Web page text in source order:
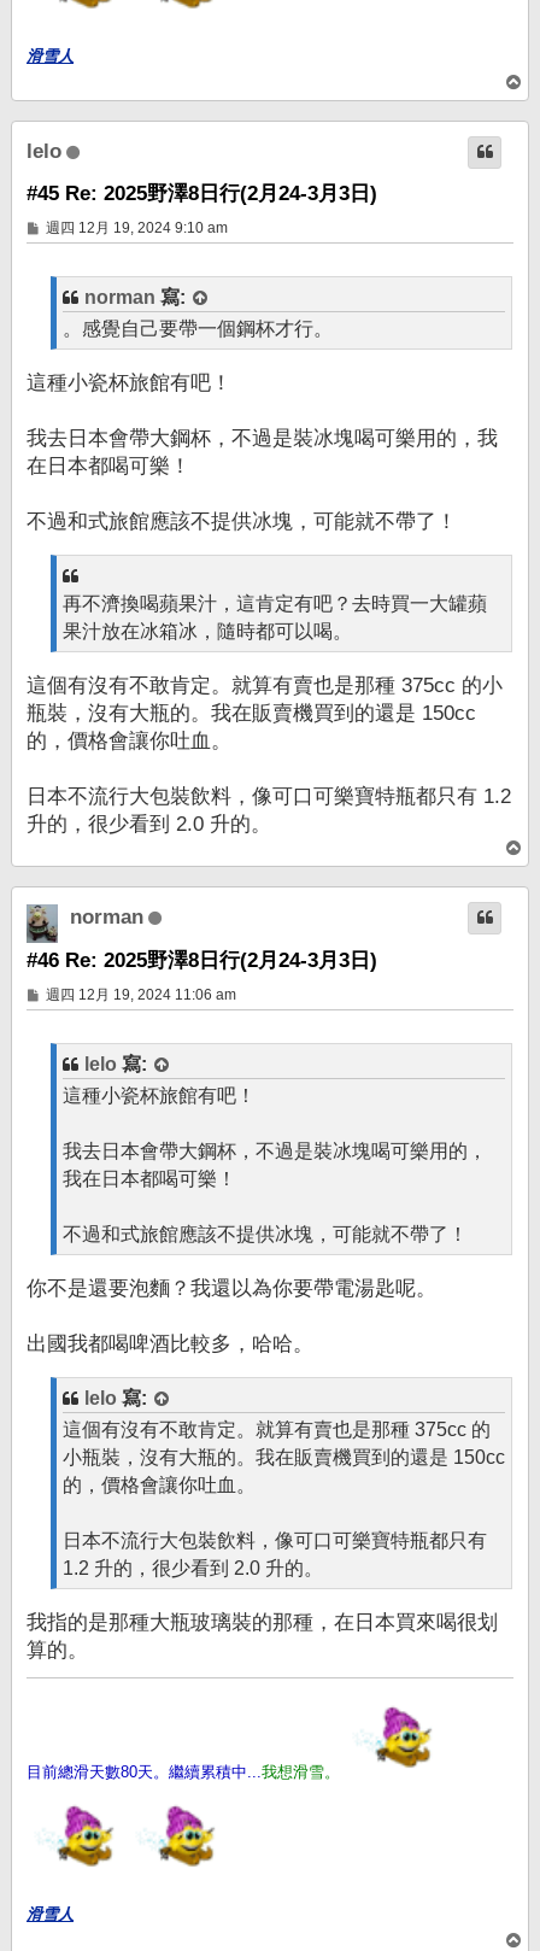
滑雪人
頂
端
lelo
#45 Re: 2025野澤8日行(2月24-3月3日)
文
章
週四 12月 19, 2024 9:10 am
norman 寫:
。感覺自己要帶一個鋼杯才行。
這種小瓷杯旅館有吧！
我去日本會帶大鋼杯，不過是裝冰塊喝可樂用的，我
在日本都喝可樂！
不過和式旅館應該不提供冰塊，可能就不帶了！
再不濟換喝蘋果汁，這肯定有吧？去時買一大罐蘋
果汁放在冰箱冰，隨時都可以喝。
這個有沒有不敢肯定。就算有賣也是那種 375cc 的小
瓶裝，沒有大瓶的。我在販賣機買到的還是 150cc
的，價格會讓你吐血。
日本不流行大包裝飲料，像可口可樂寶特瓶都只有 1.2
升的，很少看到 2.0 升的。
頂
端
norman
#46 Re: 2025野澤8日行(2月24-3月3日)
文
章
週四 12月 19, 2024 11:06 am
lelo 寫:
這種小瓷杯旅館有吧！
我去日本會帶大鋼杯，不過是裝冰塊喝可樂用的，
我在日本都喝可樂！
不過和式旅館應該不提供冰塊，可能就不帶了！
你不是還要泡麵？我還以為你要帶電湯匙呢。
出國我都喝啤酒比較多，哈哈。
lelo 寫:
這個有沒有不敢肯定。就算有賣也是那種 375cc 的
小瓶裝，沒有大瓶的。我在販賣機買到的還是 150cc
的，價格會讓你吐血。
日本不流行大包裝飲料，像可口可樂寶特瓶都只有
1.2 升的，很少看到 2.0 升的。
我指的是那種大瓶玻璃裝的那種，在日本買來喝很划
算的。
目前總滑天數80天。繼續累積中...我想滑雪。
滑雪人